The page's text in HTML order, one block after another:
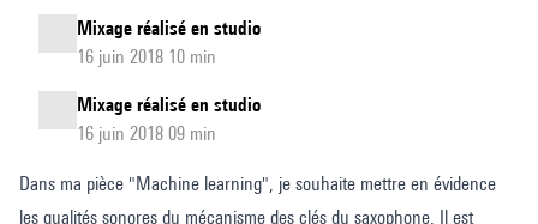
Mixage réalisé en studio
16 juin 2018 10 min
Mixage réalisé en studio
16 juin 2018 09 min
Dans ma pièce "Machine learning", je souhaite mettre en évidence
les qualités sonores du mécanisme des clés du saxophone. Il est